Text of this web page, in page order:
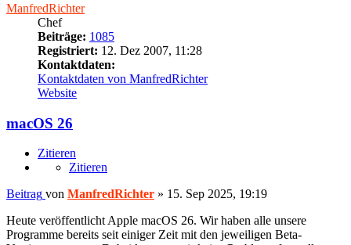
ManfredRichter
Chef
Beiträge: 1085
Registriert: 12. Dez 2007, 11:28
Kontaktdaten:
Kontaktdaten von ManfredRichter
Website
macOS 26
Zitieren
Zitieren
Beitrag von ManfredRichter » 15. Sep 2025, 19:19
Heute veröffentlicht Apple macOS 26. Wir haben alle unsere
Programme bereits seit einiger Zeit mit den jeweiligen Beta-